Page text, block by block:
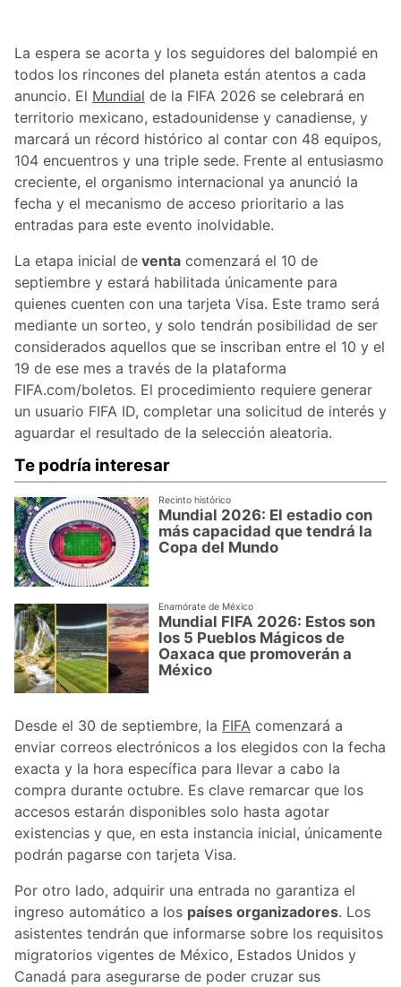
La espera se acorta y los seguidores del balompié en
todos los rincones del planeta están atentos a cada
anuncio. El Mundial de la FIFA 2026 se celebrará en
territorio mexicano, estadounidense y canadiense, y
marcará un récord histórico al contar con 48 equipos,
104 encuentros y una triple sede. Frente al entusiasmo
creciente, el organismo internacional ya anunció la
fecha y el mecanismo de acceso prioritario a las
entradas para este evento inolvidable.
La etapa inicial de venta comenzará el 10 de
septiembre y estará habilitada únicamente para
quienes cuenten con una tarjeta Visa. Este tramo será
mediante un sorteo, y solo tendrán posibilidad de ser
considerados aquellos que se inscriban entre el 10 y el
19 de ese mes a través de la plataforma
FIFA.com/boletos. El procedimiento requiere generar
un usuario FIFA ID, completar una solicitud de interés y
aguardar el resultado de la selección aleatoria.
Te podría interesar
Recinto histórico
Mundial 2026: El estadio con
más capacidad que tendrá la
Copa del Mundo
Enamórate de México
Mundial FIFA 2026: Estos son
los 5 Pueblos Mágicos de
Oaxaca que promoverán a
México
Desde el 30 de septiembre, la FIFA comenzará a
enviar correos electrónicos a los elegidos con la fecha
exacta y la hora específica para llevar a cabo la
compra durante octubre. Es clave remarcar que los
accesos estarán disponibles solo hasta agotar
existencias y que, en esta instancia inicial, únicamente
podrán pagarse con tarjeta Visa.
Por otro lado, adquirir una entrada no garantiza el
ingreso automático a los países organizadores. Los
asistentes tendrán que informarse sobre los requisitos
migratorios vigentes de México, Estados Unidos y
Canadá para asegurarse de poder cruzar sus